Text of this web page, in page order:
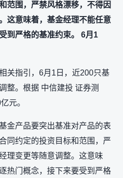
范围，严禁风格漂移，不得因
这意味着，基金经理不能任意
到严格的基准约束。 6月1
关指引，6月1日，近200只基
整。根据 中信建投 证券测
元。
金产品要突出基准对产品的表
同约定的投资目标和范围，严
理变更等随意调整。这意味
热门概念，接下来要受到严格